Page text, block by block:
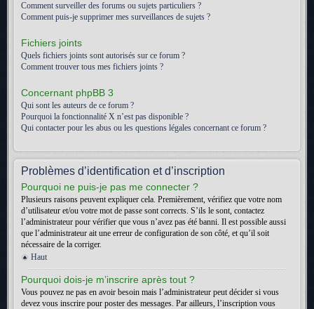
Comment surveiller des forums ou sujets particuliers ?
Comment puis-je supprimer mes surveillances de sujets ?
Fichiers joints
Quels fichiers joints sont autorisés sur ce forum ?
Comment trouver tous mes fichiers joints ?
Concernant phpBB 3
Qui sont les auteurs de ce forum ?
Pourquoi la fonctionnalité X n’est pas disponible ?
Qui contacter pour les abus ou les questions légales concernant ce forum ?
Problèmes d’identification et d’inscription
Pourquoi ne puis-je pas me connecter ?
Plusieurs raisons peuvent expliquer cela. Premièrement, vérifiez que votre nom
d’utilisateur et/ou votre mot de passe sont corrects. S’ils le sont, contactez
l’administrateur pour vérifier que vous n’avez pas été banni. Il est possible aussi
que l’administrateur ait une erreur de configuration de son côté, et qu’il soit
nécessaire de la corriger.
Haut
Pourquoi dois-je m’inscrire après tout ?
Vous pouvez ne pas en avoir besoin mais l’administrateur peut décider si vous
devez vous inscrire pour poster des messages. Par ailleurs, l’inscription vous